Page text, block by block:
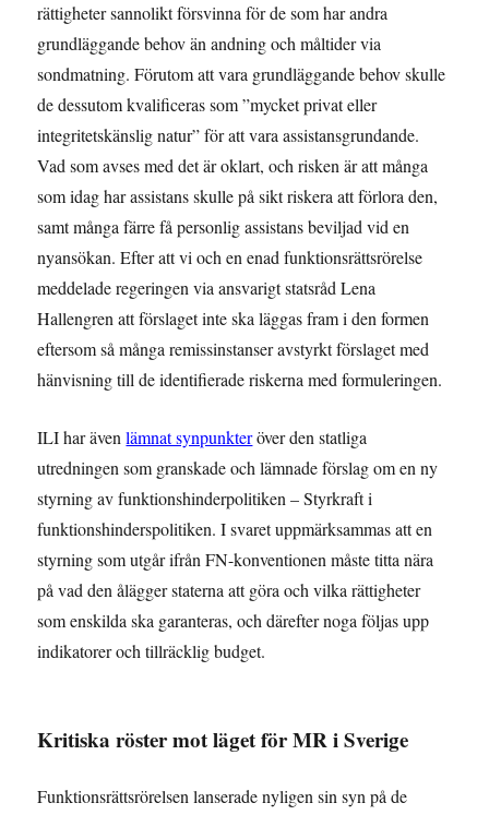
rättigheter sannolikt försvinna för de som har andra
grundläggande behov än andning och måltider via
sondmatning. Förutom att vara grundläggande behov skulle
de dessutom kvalificeras som ”mycket privat eller
integritetskänslig natur” för att vara assistansgrundande.
Vad som avses med det är oklart, och risken är att många
som idag har assistans skulle på sikt riskera att förlora den,
samt många färre få personlig assistans beviljad vid en
nyansökan. Efter att vi och en enad funktionsrättsrörelse
meddelade regeringen via ansvarigt statsråd Lena
Hallengren att förslaget inte ska läggas fram i den formen
eftersom så många remissinstanser avstyrkt förslaget med
hänvisning till de identifierade riskerna med formuleringen.
ILI har ävenlämnat synpunkteröver den statliga
utredningen som granskade och lämnade förslag om en ny
styrning av funktionshinderpolitiken – Styrkraft i
funktionshinderspolitiken. I svaret uppmärksammas att en
styrning som utgår ifrån FN-konventionen måste titta nära
på vad den ålägger staterna att göra och vilka rättigheter
som enskilda ska garanteras, och därefter noga följas upp
indikatorer och tillräcklig budget.
Kritiska röster mot läget för MR i Sverige
Funktionsrättsrörelsen lanserade nyligen sin syn på de